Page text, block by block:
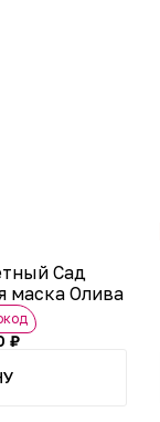
Сад
маска Олива
₽